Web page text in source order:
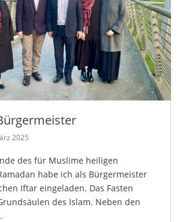
2025
des für Muslime heiligen
habe ich als Bürgermeister
Iftar eingeladen. Das Fasten
des Islam. Neben den